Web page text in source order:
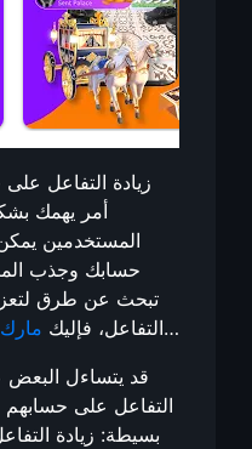
زيادة التفاعل
أمر يهمك
المستخدمين
حسابك وجذب
تبحث عن طرق
التفاعل، فإليك
قد يتساءل البعض
التفاعل على حسابهم
بسيطة: زيادة